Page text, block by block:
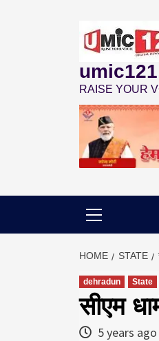
RAISE YOUR
HOME STATE
dehradun State
सीएम
5 years ago